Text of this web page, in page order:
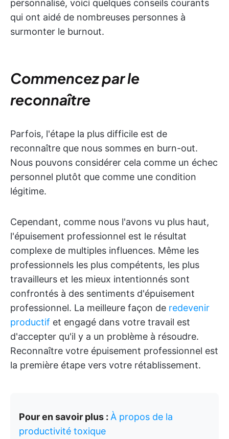
personnalisé, voici quelques conseils courants
qui ont aidé de nombreuses personnes à
surmonter le burnout.
Commencez par le
reconnaître
Parfois, l'étape la plus difficile est de
reconnaître que nous sommes en burn-out.
Nous pouvons considérer cela comme un échec
personnel plutôt que comme une condition
légitime.
Cependant, comme nous l'avons vu plus haut,
l'épuisement professionnel est le résultat
complexe de multiples influences. Même les
professionnels les plus compétents, les plus
travailleurs et les mieux intentionnés sont
confrontés à des sentiments d'épuisement
professionnel. La meilleure façon de redevenir
productif et engagé dans votre travail est
d'accepter qu'il y a un problème à résoudre.
Reconnaître votre épuisement professionnel est
la première étape vers votre rétablissement.
Pour en savoir plus : À propos de la
productivité toxique